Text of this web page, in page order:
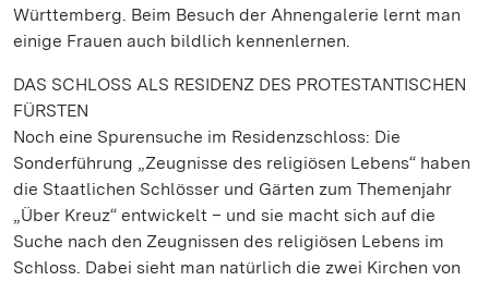
Württemberg. Beim Besuch der Ahnengalerie lernt man
einige Frauen auch bildlich kennenlernen.
DAS SCHLOSS ALS RESIDENZ DES PROTESTANTISCHEN
FÜRSTEN
Noch eine Spurensuche im Residenzschloss: Die
Sonderführung „Zeugnisse des religiösen Lebens“ haben
die Staatlichen Schlösser und Gärten zum Themenjahr
„Über Kreuz“ entwickelt – und sie macht sich auf die
Suche nach den Zeugnissen des religiösen Lebens im
Schloss. Dabei sieht man natürlich die zwei Kirchen von